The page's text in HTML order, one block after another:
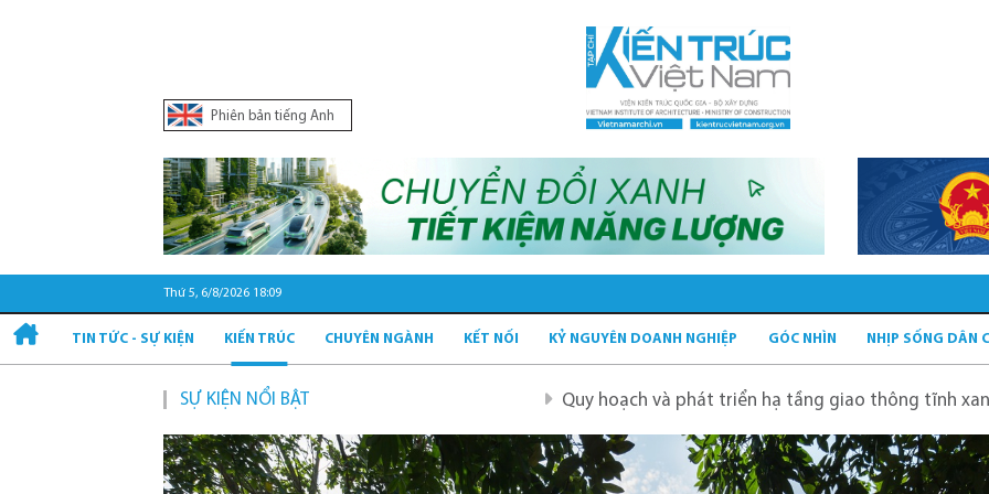
Phiên bản tiếng Anh
Thứ 5, 6/8/2026 18:09
TIN TỨC - SỰ KIỆN KIẾN TRÚC CHUYÊN NGÀNH KẾT NỐI KỶ NGUYÊN DOANH NGHIỆP GÓC NHÌN NHỊP SỐNG DÂN
SỰ KIỆN NỔI BẬT Quy hoạch và phát triển hạ tầng giao thông tĩnh xanh Quy